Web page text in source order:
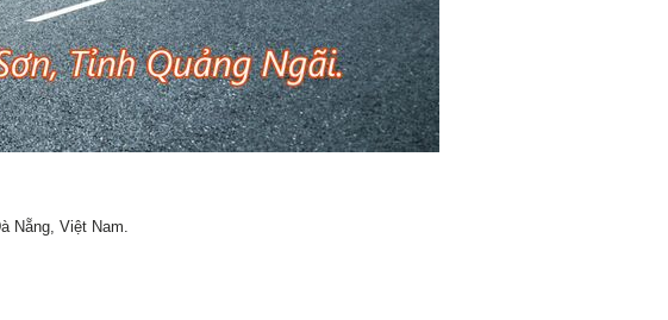
Nẵng, Việt Nam.